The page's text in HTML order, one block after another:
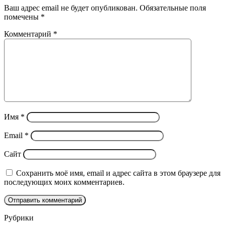
Ваш адрес email не будет опубликован. Обязательные поля
помечены *
Комментарий *
Имя *
Email *
Сайт
Сохранить моё имя, email и адрес сайта в этом браузере для
последующих моих комментариев.
Рубрики